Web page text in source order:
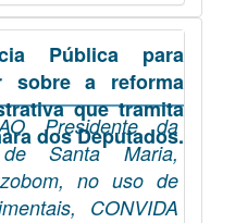
Pública para
sobre a reforma
que tramita
dos Deputados.
Presidente da
Santa Maria,
no uso de
CONVIDA